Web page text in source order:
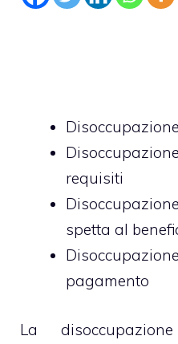
requisiti
spetta al
pagamento
La